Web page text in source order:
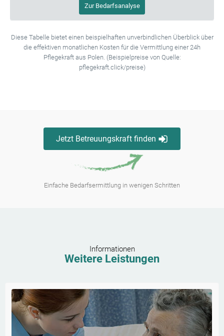
Zur Bedarfsanalyse
Diese Tabelle bietet einen beispielhaften unverbindlichen Überblick über
die effektiven monatlichen Kosten für die Vermittlung einer 24h
Pflegekraft aus Polen. (Beispielpreise von Quelle:
pflegekraft.click/preise)
Jetzt Betreuungskraft finden
Einfache Bedarfsermittlung in wenigen Schritten
Informationen
Weitere Leistungen